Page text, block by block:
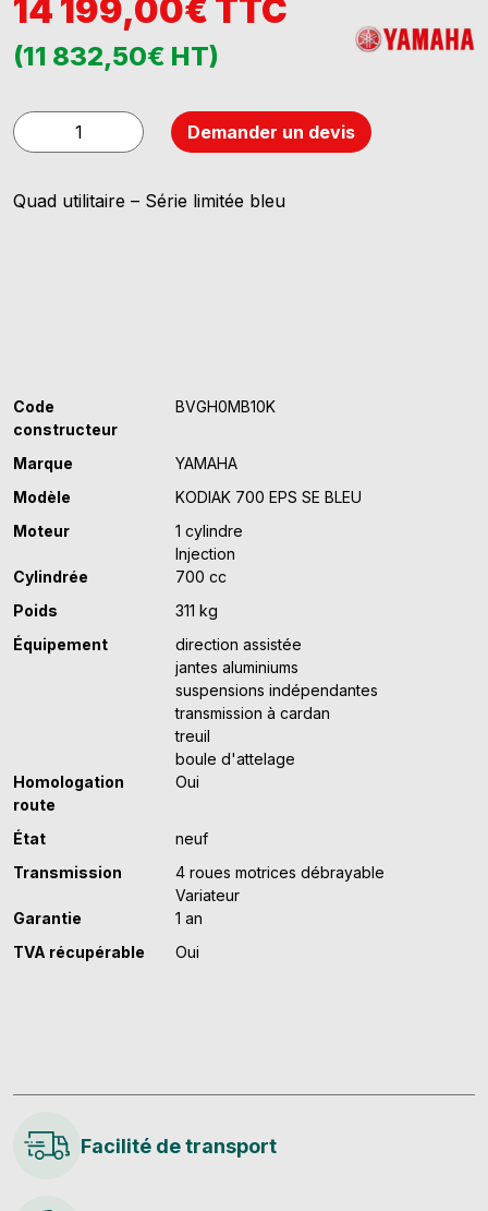
14 199,00€ TTC
(11 832,50€ HT)
quantité
de
KODIAK
Demander un devis
Quad utilitaire – Série limitée bleu
Code
constructeur
BVGH0MB10K
Marque
YAMAHA
Modèle
KODIAK 700 EPS SE BLEU
Moteur
1 cylindre
Injection
Cylindrée
700 cc
Poids
311 kg
Équipement
direction assistée
jantes aluminiums
suspensions indépendantes
transmission à cardan
treuil
boule d'attelage
Homologation
route
Oui
État
neuf
Transmission
4 roues motrices débrayable
Variateur
Garantie
1 an
TVA récupérable
Oui
Facilité de transport